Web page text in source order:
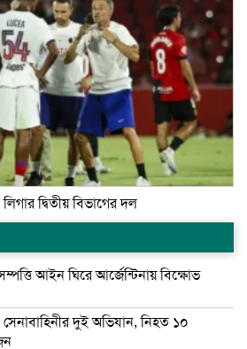
দ্বিতীয় বিভাগের দল
আইন ঘিরে আর্জেন্টিনায় বিক্ষোভ
সেনাবাহিনীর দুই অভিযান, নিহত ১০